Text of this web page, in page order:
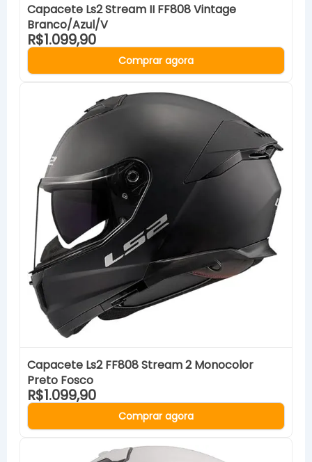
Capacete Ls2 Stream II FF808 Vintage
Branco/Azul/V
R$1.099,90
Comprar agora
Capacete Ls2 FF808 Stream 2 Monocolor
Preto Fosco
R$1.099,90
Comprar agora